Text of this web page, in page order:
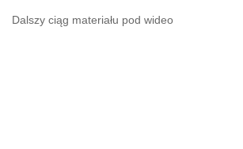
Dalszy ciąg materiału pod wideo